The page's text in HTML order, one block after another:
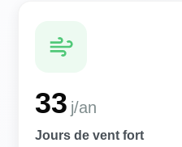
33 j/an
Jours de vent fort